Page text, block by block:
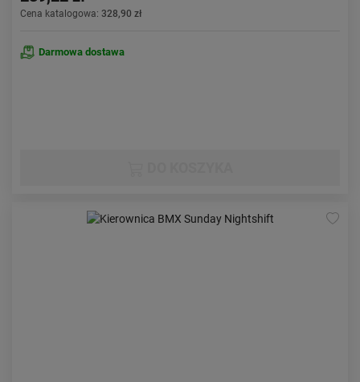
Cena katalogowa: 328,90 zł
Darmowa dostawa